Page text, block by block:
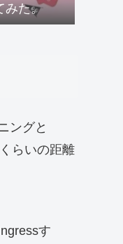
みた。
ングと
らいの距離
す